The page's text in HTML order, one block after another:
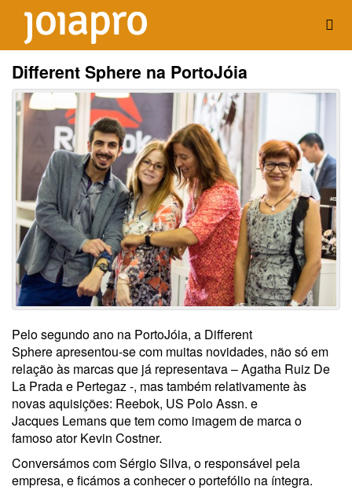
Different Sphere na PortoJóia
Pelo segundo ano na PortoJóia, a Different
Sphere apresentou-se com muitas novidades, não só em
relação às marcas que já representava – Agatha Ruiz De
La Prada e Pertegaz -, mas também relativamente às
novas aquisições: Reebok, US Polo Assn. e
Jacques Lemans que tem como imagem de marca o
famoso ator Kevin Costner.
Conversámos com Sérgio Silva, o responsável pela
empresa, e ficámos a conhecer o portefólio na íntegra.